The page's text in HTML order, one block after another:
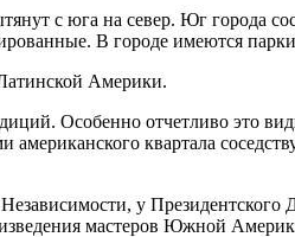
с юга на север. Юг города
В городе имеются
Америки.
Особенно отчетливо это
американского квартала
у
мастеров Южной